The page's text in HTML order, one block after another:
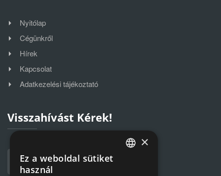
Nyitólap
Cégünkről
Hírek
Kapcsolat
Adatkezelési tájékoztató
Visszahívást Kérek!
×
Ez a weboldal sütiket
használ